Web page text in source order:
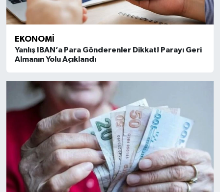
EKONOMI
Yanlış IBAN’a Para Gönderenler Dikkat! Parayı Geri
Almanın Yolu Açıklandı